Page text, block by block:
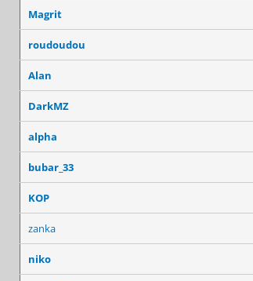
Magrit
roudoudou
Alan
DarkMZ
alpha
bubar_33
KOP
zanka
niko